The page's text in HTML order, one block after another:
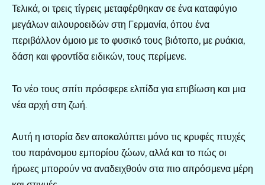
Τελικά, οι τρεις τίγρεις μεταφέρθηκαν σε ένα καταφύγιο
μεγάλων αιλουροειδών στη Γερμανία, όπου ένα
περιβάλλον όμοιο με το φυσικό τους βιότοπο, με ρυάκια,
δάση και φροντίδα ειδικών, τους περίμενε.
Το νέο τους σπίτι πρόσφερε ελπίδα για επιβίωση και μια
νέα αρχή στη ζωή.
Αυτή η ιστορία δεν αποκαλύπτει μόνο τις κρυφές πτυχές
του παράνομου εμπορίου ζώων, αλλά και το πώς οι
ήρωες μπορούν να αναδειχθούν στα πιο απρόσμενα μέρη